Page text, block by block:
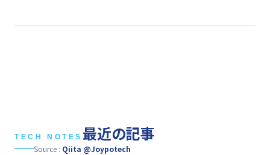
TECH NOTES 最近の記事
Source : Qiita @Joypotech